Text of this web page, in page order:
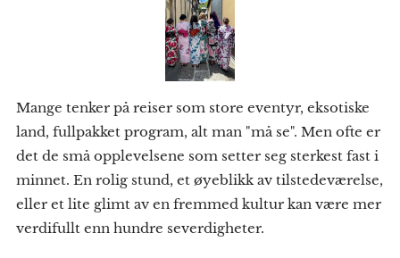
Mange tenker på reiser som store eventyr, eksotiske
land, fullpakket program, alt man "må se". Men ofte er
det de små opplevelsene som setter seg sterkest fast i
minnet. En rolig stund, et øyeblikk av tilstedeværelse,
eller et lite glimt av en fremmed kultur kan være mer
verdifullt enn hundre severdigheter.